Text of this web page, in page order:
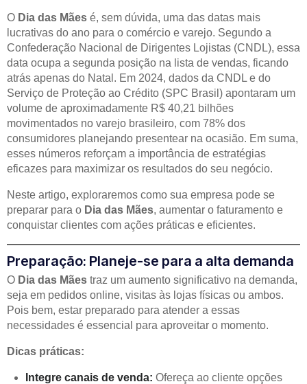
O Dia das Mães é, sem dúvida, uma das datas mais
lucrativas do ano para o comércio e varejo. Segundo a
Confederação Nacional de Dirigentes Lojistas (CNDL), essa
data ocupa a segunda posição na lista de vendas, ficando
atrás apenas do Natal. Em 2024, dados da CNDL e do
Serviço de Proteção ao Crédito (SPC Brasil) apontaram um
volume de aproximadamente R$ 40,21 bilhões
movimentados no varejo brasileiro, com 78% dos
consumidores planejando presentear na ocasião. Em suma,
esses números reforçam a importância de estratégias
eficazes para maximizar os resultados do seu negócio.
Neste artigo, exploraremos como sua empresa pode se
preparar para o Dia das Mães, aumentar o faturamento e
conquistar clientes com ações práticas e eficientes.
Preparação: Planeje-se para a alta demanda
O Dia das Mães traz um aumento significativo na demanda,
seja em pedidos online, visitas às lojas físicas ou ambos.
Pois bem, estar preparado para atender a essas
necessidades é essencial para aproveitar o momento.
Dicas práticas:
Integre canais de venda: Ofereça ao cliente opções